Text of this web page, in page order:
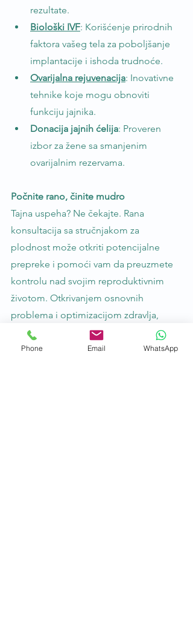
rezultate.
Biološki IVF: Korišćenje prirodnih
faktora vašeg tela za poboljšanje
implantacije i ishoda trudnoće.
Ovarijalna rejuvenacija: Inovativne
tehnike koje mogu obnoviti
funkciju jajnika.
Donacija jajnih ćelija: Proveren
izbor za žene sa smanjenim
ovarijalnim rezervama.
Počnite rano, činite mudro
Tajna uspeha? Ne čekajte. Rana
konsultacija sa stručnjakom za
plodnost može otkriti potencijalne
prepreke i pomoći vam da preuzmete
kontrolu nad svojim reproduktivnim
životom. Otkrivanjem osnovnih
problema i optimizacijom zdravlja,
postavljate temelje za najbolje moguće
rezultate.
Phone Email WhatsApp